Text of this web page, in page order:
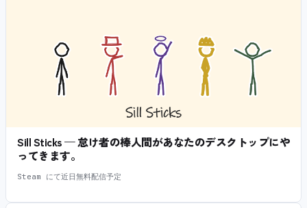
Sill Sticks — 怠け者の棒人間があなたのデスクトップにや
ってきます。
Steam にて近日無料配信予定